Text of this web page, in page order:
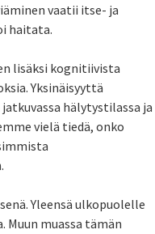
vaatii itse- ja
haitata.
lisäksi kognitiivista
Yksinäisyyttä
hälytystilassa ja
vielä tiedä, onko
Yleensä ulkopuolelle
muassa tämän